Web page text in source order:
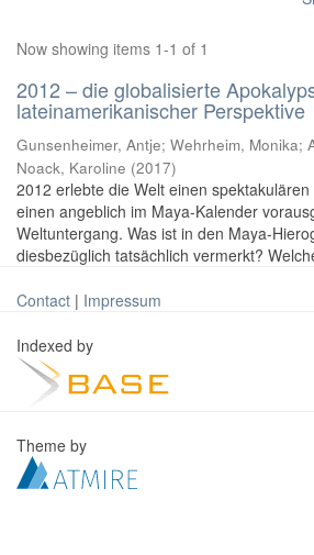
Now showing items 1-1 of 1
2012 – die globalisierte
lateinamerikanischer Perspektive
Gunsenheimer, Antje; Wehrheim, Monika;
Noack, Karoline (2017)
2012 erlebte die Welt einen
einen angeblich im Maya-Kalender
Weltuntergang. Was ist in den Maya-
diesbezüglich tatsächlich vermerkt?
Contact | Impressum
Indexed by
Theme by